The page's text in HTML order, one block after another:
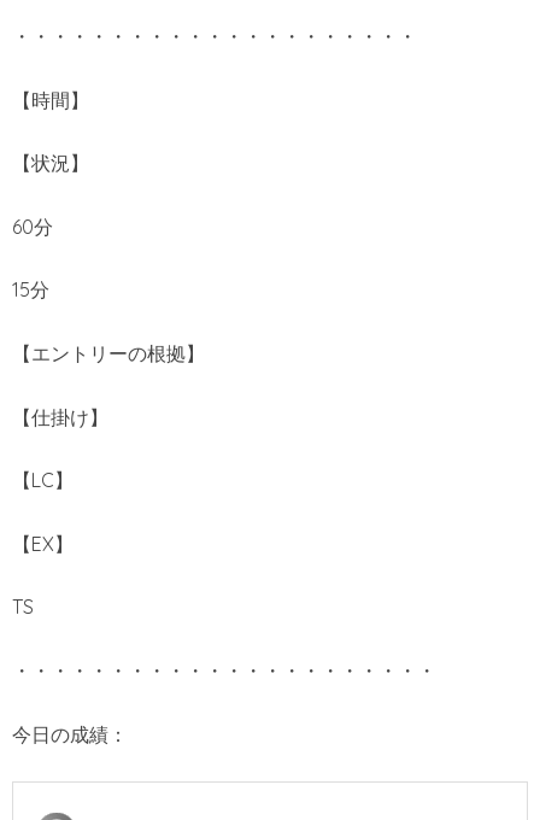
・・・・・・・・・・・・・・・・・・・・・
【時間】
【状況】
60分
15分
【エントリーの根拠】
【仕掛け】
【LC】
【EX】
TS
・・・・・・・・・・・・・・・・・・・・・・
今日の成績：